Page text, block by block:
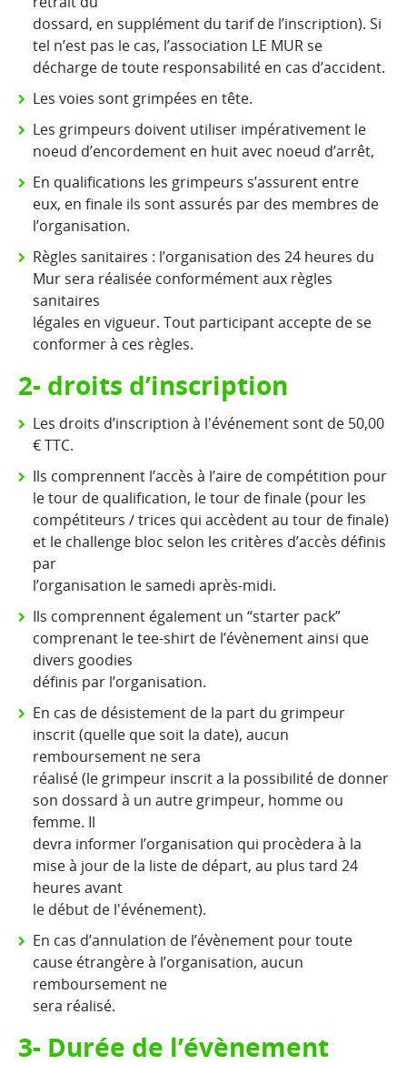
dossard, en supplément du tarif de l’inscription). Si
tel n’est pas le cas, l’association LE MUR se
décharge de toute responsabilité en cas d’accident.
Les voies sont grimpées en tête.
Les grimpeurs doivent utiliser impérativement le
noeud d’encordement en huit avec noeud d’arrêt,
En qualifications les grimpeurs s’assurent entre
eux, en finale ils sont assurés par des membres de
l’organisation.
Règles sanitaires : l’organisation des 24 heures du
Mur sera réalisée conformément aux règles
sanitaires
légales en vigueur. Tout participant accepte de se
conformer à ces règles.
2- droits d’inscription
Les droits d’inscription à l'événement sont de 50,00
€ TTC.
Ils comprennent l’accès à l’aire de compétition pour
le tour de qualification, le tour de finale (pour les
compétiteurs / trices qui accèdent au tour de finale)
et le challenge bloc selon les critères d’accès définis
par
l’organisation le samedi après-midi.
Ils comprennent également un “starter pack”
comprenant le tee-shirt de l’évènement ainsi que
divers goodies
définis par l’organisation.
En cas de désistement de la part du grimpeur
inscrit (quelle que soit la date), aucun
remboursement ne sera
réalisé (le grimpeur inscrit a la possibilité de donner
son dossard à un autre grimpeur, homme ou
femme. Il
devra informer l’organisation qui procèdera à la
mise à jour de la liste de départ, au plus tard 24
heures avant
le début de l'événement).
En cas d’annulation de l’évènement pour toute
cause étrangère à l’organisation, aucun
remboursement ne
sera réalisé.
3- Durée de l’évènement